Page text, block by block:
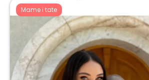
Mame i tate